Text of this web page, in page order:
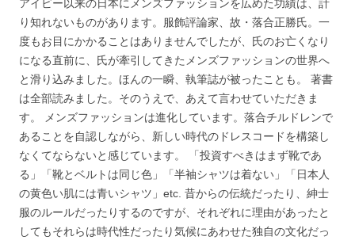
アイビー以来の日本にメンズファッションを広めた功績は、計
り知れないものがあります。服飾評論家、故・落合正勝氏。一
度もお目にかかることはありませんでしたが、氏のお亡くなり
になる直前に、氏が牽引してきたメンズファッションの世界へ
と滑り込みました。ほんの一瞬、執筆誌が被ったことも。 著書
は全部読みました。そのうえで、あえて言わせていただきま
す。 メンズファッションは進化しています。落合チルドレンで
あることを自認しながら、新しい時代のドレスコードを構築し
なくてならないと感じています。 「投資すべきはまず靴であ
る」「靴とベルトは同じ色」「半袖シャツは着ない」「日本人
の黄色い肌には青いシャツ」etc. 昔からの伝統だったり、紳士
服のルールだったりするのですが、それぞれに理由があったと
してもそれらは時代性だったり気候にあわせた独自の文化だっ